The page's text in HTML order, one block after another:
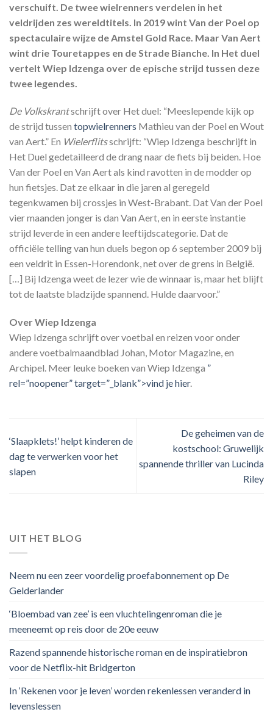
verschuift. De twee wielrenners verdelen in het
veldrijden zes wereldtitels. In 2019 wint Van der Poel op
spectaculaire wijze de Amstel Gold Race. Maar Van Aert
wint drie Touretappes en de Strade Bianche. In Het duel
vertelt Wiep Idzenga over de epische strijd tussen deze
twee legendes.
De Volkskrantschrijft over Het duel: “Meeslepende kijk op
de strijd tussen topwielrenners Mathieu van der Poel en Wout
van Aert.” En Wielerflitsschrijft: “Wiep Idzenga beschrijft in
Het Duel gedetailleerd de drang naar de fiets bij beiden. Hoe
Van der Poel en Van Aert als kind ravotten in de modder op
hun fietsjes. Dat ze elkaar in die jaren al geregeld
tegenkwamen bij crossjes in West-Brabant. Dat Van der Poel
vier maanden jonger is dan Van Aert, en in eerste instantie
strijd leverde in een andere leeftijdscategorie. Dat de
officiële telling van hun duels begon op 6 september 2009 bij
een veldrit in Essen-Horendonk, net over de grens in België.
[…] Bij Idzenga weet de lezer wie de winnaar is, maar het blijft
tot de laatste bladzijde spannend. Hulde daarvoor.”
Over Wiep Idzenga
Wiep Idzenga schrijft over voetbal en reizen voor onder
andere voetbalmaandblad Johan, Motor Magazine, en
Archipel. Meer leuke boeken van Wiep Idzenga ”
rel=”noopener” target=”_blank”>vind je hier.
‘Slaapklets!’ helpt kinderen de
dag te verwerken voor het
slapen
De geheimen van de
kostschool: Gruwelijk
spannende thriller van Lucinda
Riley
UIT HET BLOG
Neem nu een zeer voordelig proefabonnement op De
Gelderlander
‘Bloembad van zee’ is een vluchtelingenroman die je
meeneemt op reis door de 20e eeuw
Razend spannende historische roman en de inspiratiebron
voor de Netflix-hit Bridgerton
In ‘Rekenen voor je leven’ worden rekenlessen veranderd in
levenslessen